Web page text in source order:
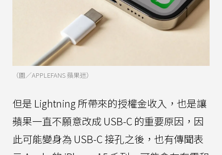
（圖／APPLEFANS 蘋果迷）
但是 Lightning 所帶來的授權金收入，也是讓
蘋果一直不願意改成 USB-C 的重要原因，因
此可能變身為 USB-C 接孔之後，也有傳聞表